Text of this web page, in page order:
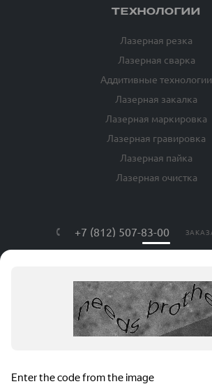
ТЕХНОЛОГИИ
Лазерная резка
Лазерная сварка
Аддитивные технологии
Лазерная закалка
Лазерная маркировка
Лазерная гравировка
Лазерная пайка
Лазерная очистка
+7 (812) 507-83-00
г. Санкт-Петербург, ул.
№ 20, литер Я, оф.